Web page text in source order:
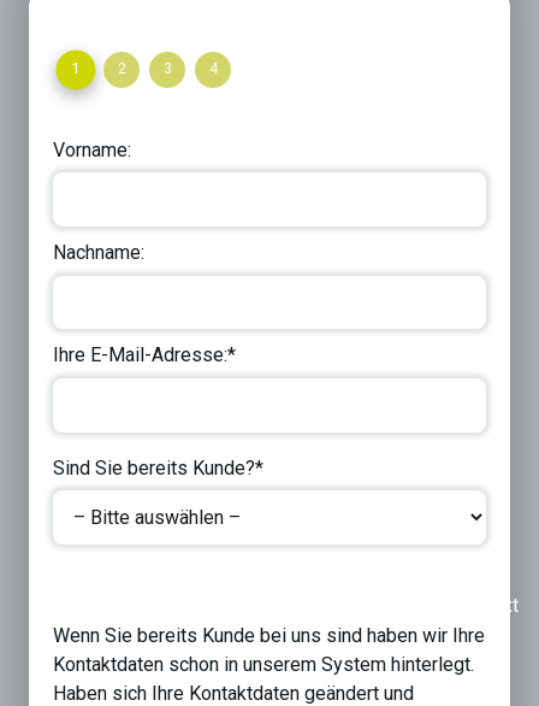
1 2 3 4
Vorname:
Nachname:
Ihre E-Mail-Adresse:*
Sind Sie bereits Kunde?*
Next
Wenn Sie bereits Kunde bei uns sind haben wir Ihre
Kontaktdaten schon in unserem System hinterlegt.
Haben sich Ihre Kontaktdaten geändert und